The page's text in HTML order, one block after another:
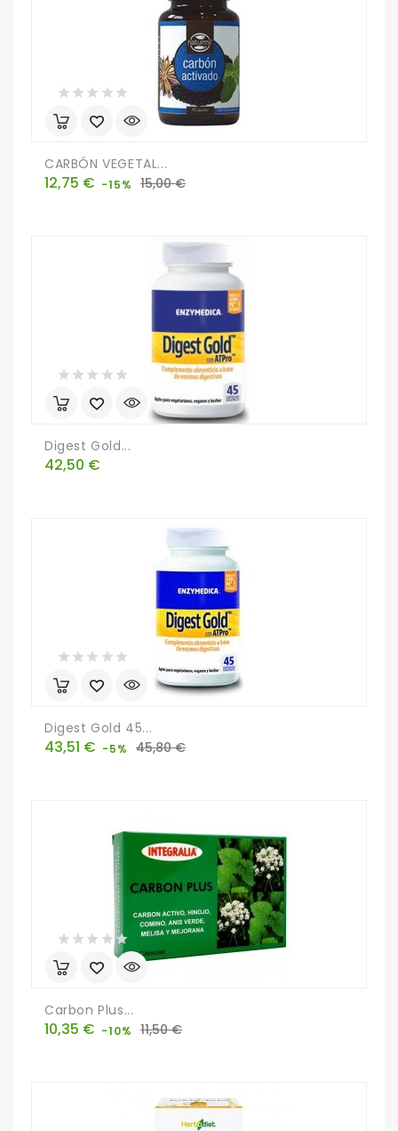
CARBÓN VEGETAL...
Precio
12,75 € -15%
Precio
15,00 €
Digest Gold...
Precio
42,50 €
Digest Gold 45...
Precio
43,51 € -5%
Precio
45,80 €
Carbon Plus...
Precio
10,35 € -10%
Precio
11,50 €